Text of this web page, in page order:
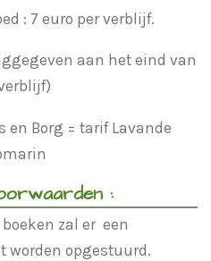
: 7 euro per verblijf.
aan het eind van
en Borg = tarif Lavande
:
zal er een
worden opgestuurd.